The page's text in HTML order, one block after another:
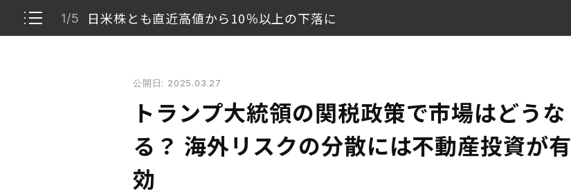
1/5 日米株とも直近高値から10％以上の下落に
日米株とも直近高値から10％以上の下落に
トランプ大統領の政策やスタンスが不透明要因に
投資信託への投資で高まる、海外市場リスク
公開日: 2025.03.27
トランプ大統領の関税政策で市場はどうな
る？ 海外リスクの分散には不動産投資が有
効